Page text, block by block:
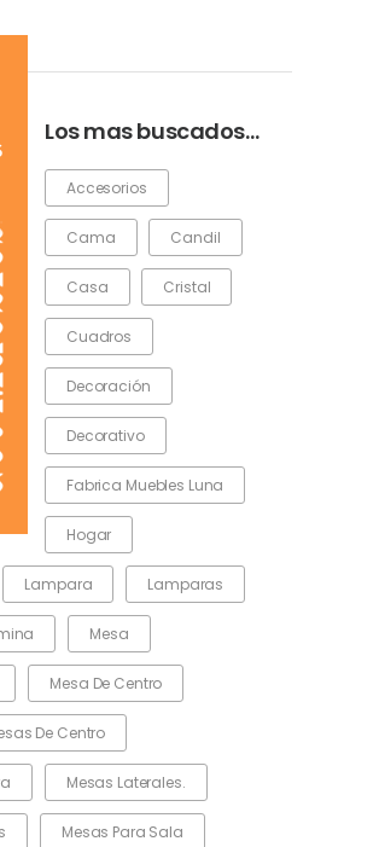
Los mas buscados…
Accesorios
Cama Candil
Casa Cristal
Cuadros
Decoración
Decorativo
Fabrica Muebles Luna
Hogar
Lampara Lamparas
Mesa
Mesa De Centro
De Centro
Mesas Laterales.
Mesas Para Sala